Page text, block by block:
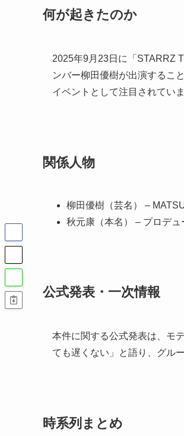
何が起きたのか
2025年9月23日に「STARRZ
ンバー柳田優樹が出演するこ
イベントとして注目されていま
関係人物
柳田優樹（芸名） –
秋元康（本名） – プロデュ
公式発表・一次情報
本件に関する公式発表は、モ
ても遅くない」と語り、グル
時系列まとめ